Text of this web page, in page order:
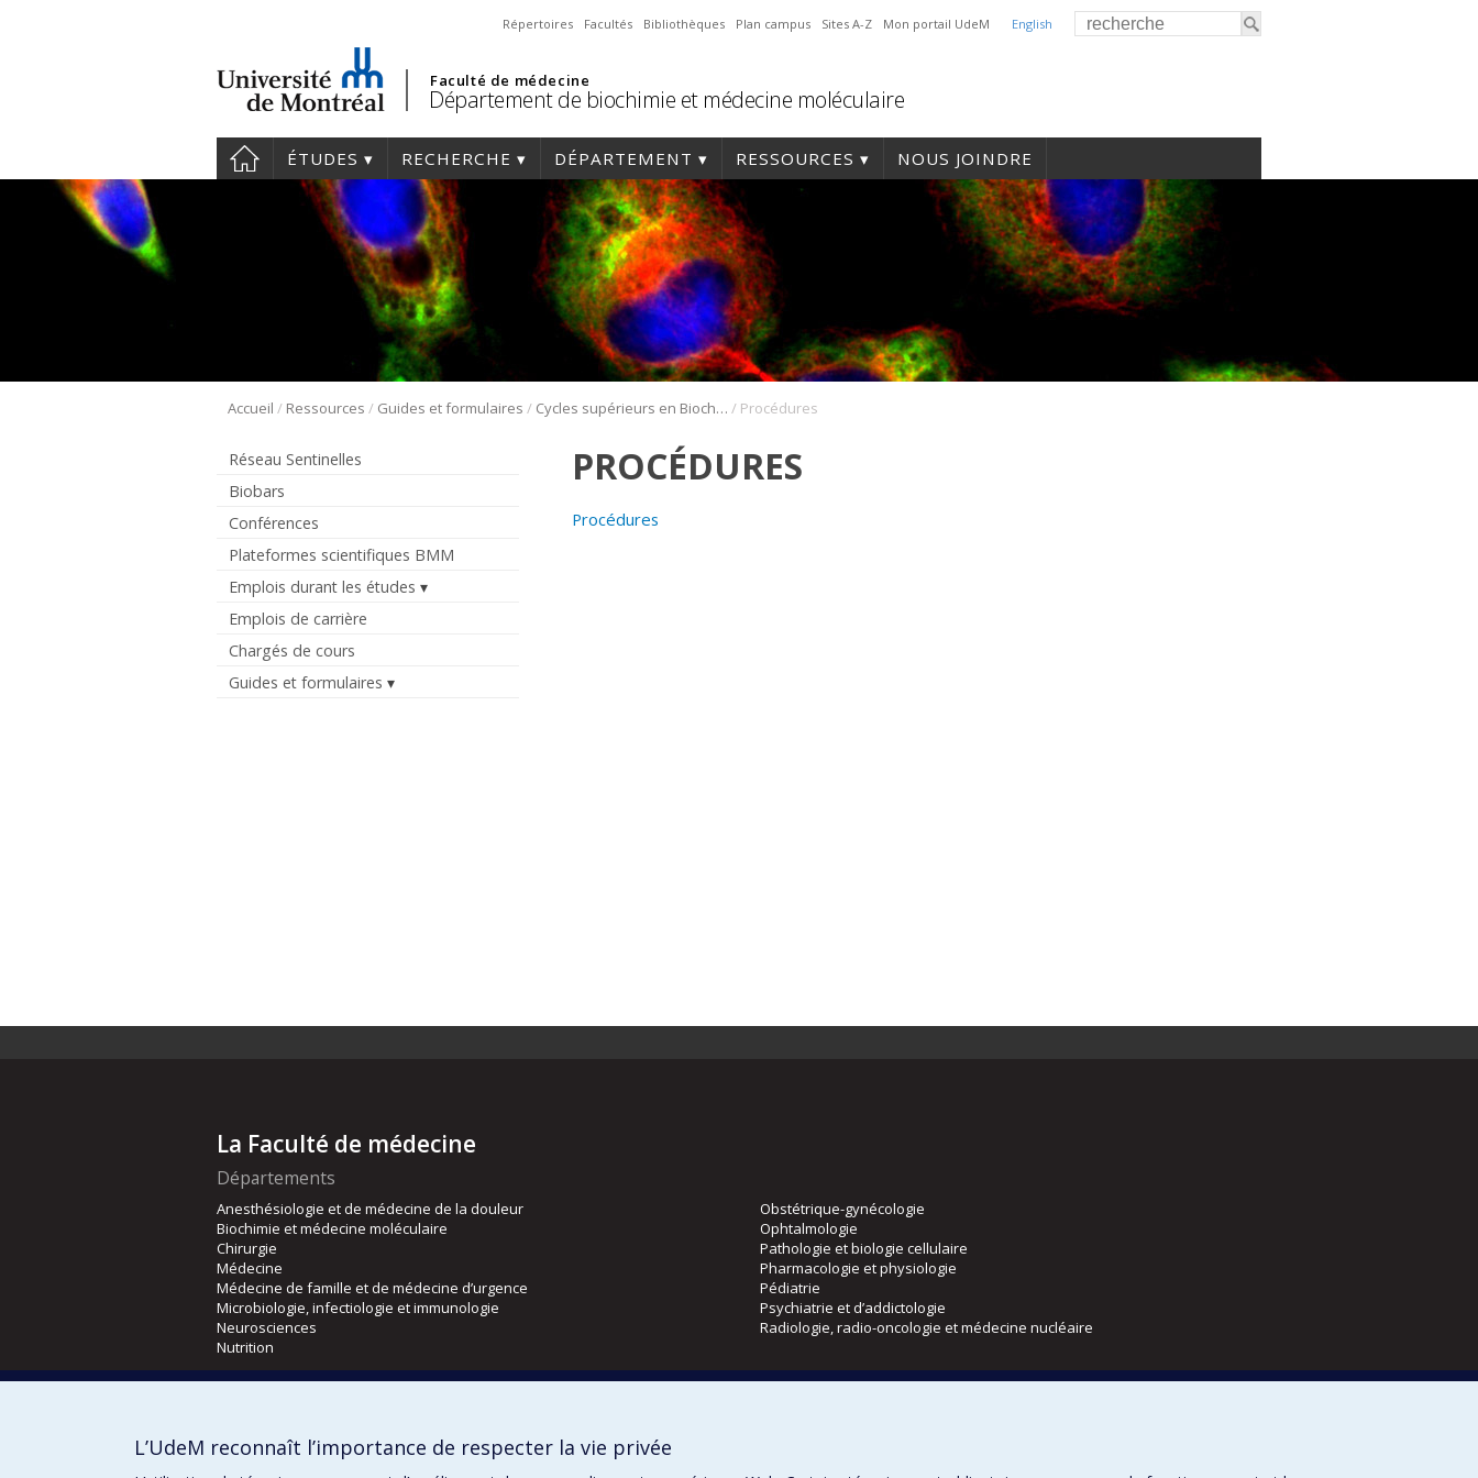
English
Répertoires Facultés Bibliothèques Plan campus Sites A-Z Mon portail UdeM
Faculté de médecine
Département de biochimie et médecine moléculaire
ÉTUDES RECHERCHE DÉPARTEMENT RESSOURCES NOUS JOINDRE
Accueil / Ressources / Guides et formulaires / Cycles supérieurs en Biochimie / Procédures
Réseau Sentinelles
Biobars
Conférences
Plateformes scientifiques BMM
Emplois durant les études
Emplois de carrière
Chargés de cours
Guides et formulaires
PROCÉDURES
Procédures
La Faculté de médecine
Départements
Anesthésiologie et de médecine de la douleur
Biochimie et médecine moléculaire
Chirurgie
Médecine
Médecine de famille et de médecine d’urgence
Microbiologie, infectiologie et immunologie
Neurosciences
Nutrition
Obstétrique-gynécologie
Ophtalmologie
Pathologie et biologie cellulaire
Pharmacologie et physiologie
Pédiatrie
Psychiatrie et d’addictologie
Radiologie, radio-oncologie et médecine nucléaire
Orthophonie et audiologie
L’UdeM reconnaît l’importance de respecter la vie privée